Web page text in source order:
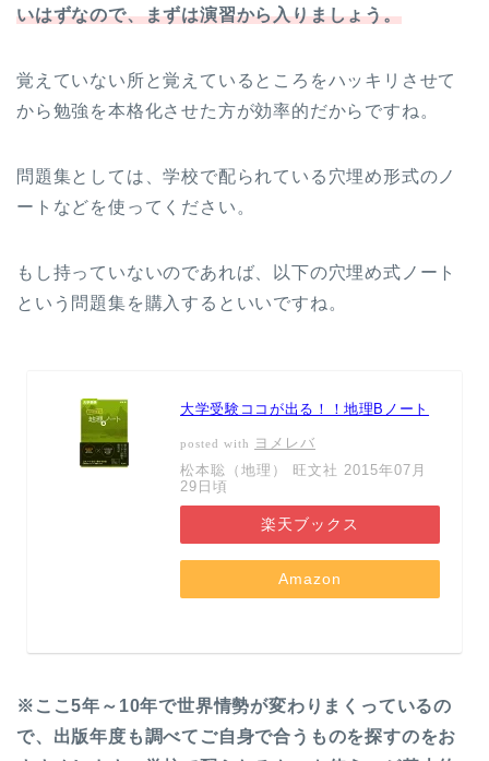
いはずなので、まずは演習から入りましょう。
覚えていない所と覚えているところをハッキリさせて
から勉強を本格化させた方が効率的だからですね。
問題集としては、学校で配られている穴埋め形式のノ
ートなどを使ってください。
もし持っていないのであれば、以下の穴埋め式ノート
という問題集を購入するといいですね。
大学受験ココが出る！！地理Bノート
posted with
ヨメレバ
松本聡（地理） 旺文社 2015年07月
29日頃
楽天ブックス
Amazon
※ここ5年～10年で世界情勢が変わりまくっているの
で、出版年度も調べてご自身で合うものを探すのをお